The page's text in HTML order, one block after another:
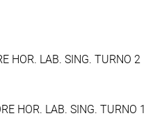
HOR. LAB. SING. TURNO 2
HOR. LAB. SING. TURNO 1